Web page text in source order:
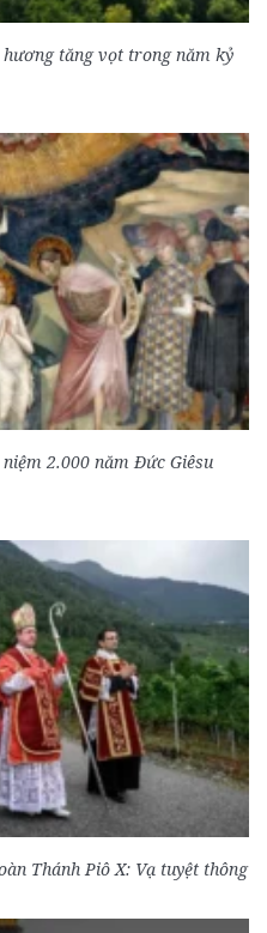
tăng vọt trong năm kỷ
2.000 năm Đức Giêsu
Thánh Piô X: Vạ tuyệt thông